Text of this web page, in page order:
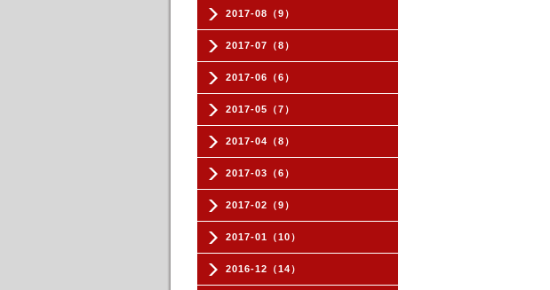
2017-08（9）
2017-07（8）
2017-06（6）
2017-05（7）
2017-04（8）
2017-03（6）
2017-02（9）
2017-01（10）
2016-12（14）